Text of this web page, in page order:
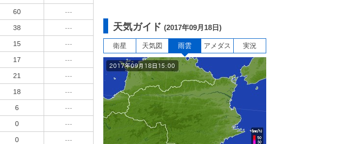
60 ---
38 ---
15 ---
17 ---
21 ---
18 ---
6 ---
0 ---
0 ---
天気ガイド (2017年09月18日)
衛星 天気図 雨雲 アメダス 実況